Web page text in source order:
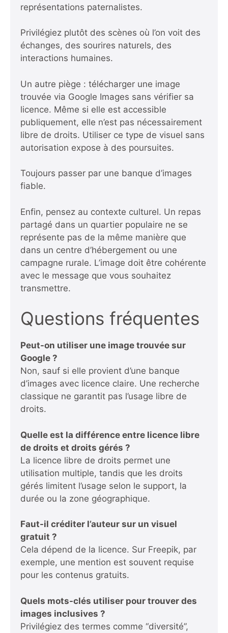
représentations paternalistes.
Privilégiez plutôt des scènes où l’on voit des
échanges, des sourires naturels, des
interactions humaines.
Un autre piège : télécharger une image
trouvée via Google Images sans vérifier sa
licence. Même si elle est accessible
publiquement, elle n’est pas nécessairement
libre de droits. Utiliser ce type de visuel sans
autorisation expose à des poursuites.
Toujours passer par une banque d’images
fiable.
Enfin, pensez au contexte culturel. Un repas
partagé dans un quartier populaire ne se
représente pas de la même manière que
dans un centre d’hébergement ou une
campagne rurale. L’image doit être cohérente
avec le message que vous souhaitez
transmettre.
Questions fréquentes
Peut-on utiliser une image trouvée sur
Google ?
Non, sauf si elle provient d’une banque
d’images avec licence claire. Une recherche
classique ne garantit pas l’usage libre de
droits.
Quelle est la différence entre licence libre
de droits et droits gérés ?
La licence libre de droits permet une
utilisation multiple, tandis que les droits
gérés limitent l’usage selon le support, la
durée ou la zone géographique.
Faut-il créditer l’auteur sur un visuel
gratuit ?
Cela dépend de la licence. Sur Freepik, par
exemple, une mention est souvent requise
pour les contenus gratuits.
Quels mots-clés utiliser pour trouver des
images inclusives ?
Privilégiez des termes comme “diversité”,